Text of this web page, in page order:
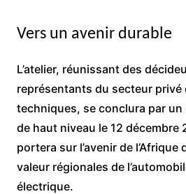
Vers un avenir durable
L’atelier, réunissant des
représentants du secteur privé
techniques, se conclura par
de haut niveau le 12 décembre
portera sur l’avenir de
valeur régionales de
électrique.